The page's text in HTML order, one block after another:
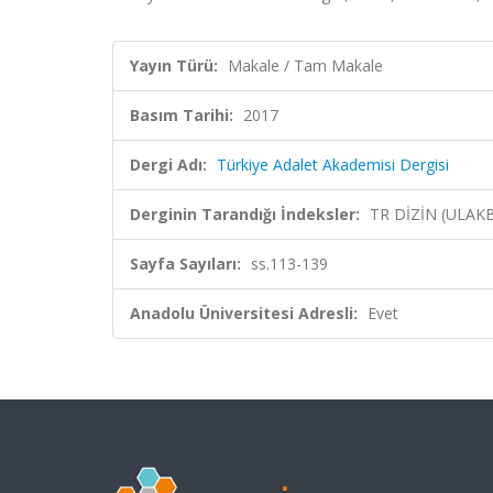
Yayın Türü: Makale / Tam Makale
Basım Tarihi: 2017
Dergi Adı: Türkiye Adalet Akademisi Dergisi
Derginin Tarandığı İndeksler: TR DİZİN
Sayfa Sayıları: ss.113-139
Anadolu Üniversitesi Adresli: Evet